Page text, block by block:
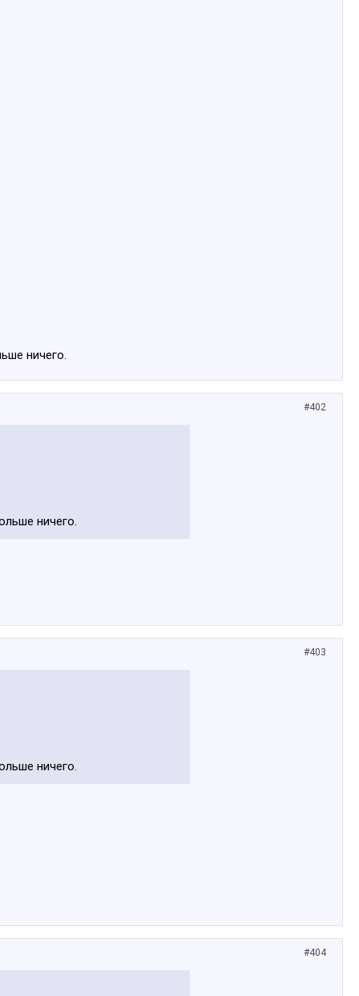
ничего.
#402
ничего.
#403
ничего.
#404